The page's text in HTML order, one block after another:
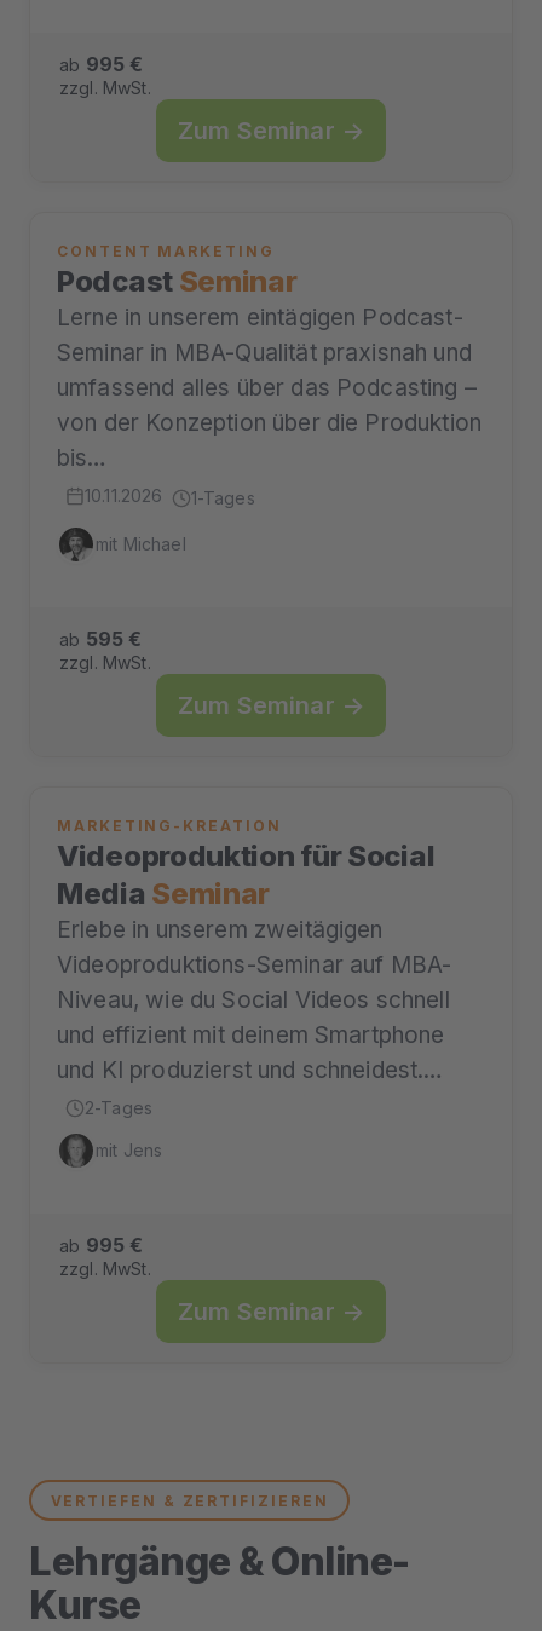
ab 995 €
zzgl. MwSt.
Zum Seminar →
CONTENT MARKETING
Podcast Seminar
Lerne in unserem eintägigen Podcast-
Seminar in MBA-Qualität praxisnah und
umfassend alles über das Podcasting –
von der Konzeption über die Produktion
bis…
10.11.2026 1-Tages
mit Michael
ab 595 €
zzgl. MwSt.
Zum Seminar →
MARKETING-KREATION
Videoproduktion für Social
Media Seminar
Erlebe in unserem zweitägigen
Videoproduktions-Seminar auf MBA-
Niveau, wie du Social Videos schnell
und effizient mit deinem Smartphone
und KI produzierst und schneidest.…
2-Tages
mit Jens
ab 995 €
zzgl. MwSt.
Zum Seminar →
VERTIEFEN & ZERTIFIZIEREN
Lehrgänge & Online-
Kurse